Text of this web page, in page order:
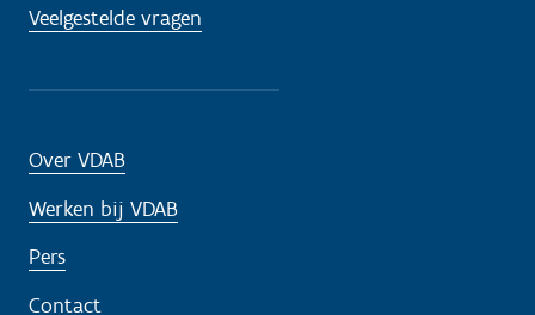
Veelgestelde vragen
Over VDAB
Werken bij VDAB
Pers
Contact